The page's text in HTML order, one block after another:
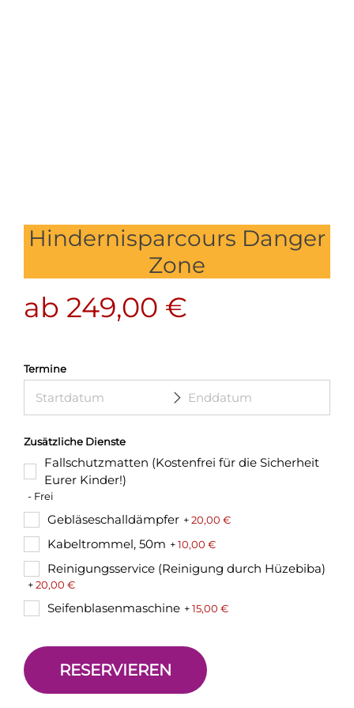
Hindernisparcours Danger
Zone
ab 249,00 €
Termine
Zusätzliche Dienste
Fallschutzmatten (Kostenfrei für die Sicherheit
Eurer Kinder!)
- Frei
Gebläseschalldämpfer + 20,00 €
Kabeltrommel, 50m + 10,00 €
Reinigungsservice (Reinigung durch Hüzebiba)
+ 20,00 €
Seifenblasenmaschine + 15,00 €
RESERVIEREN